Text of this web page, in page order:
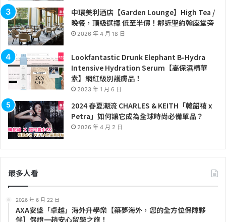
中環美利酒店【Garden Lounge】High Tea /
晚餐，頂級選擇 低至半價！鄰近聖約翰座堂旁
2026 年 4 月 18 日
Lookfantastic Drunk Elephant B-Hydra
Intensive Hydration Serum【高保濕精華
素】網紅級別護膚品！
2023 年 1 月 6 日
2024 春夏潮流 CHARLES & KEITH「韓韶禧 x
Petra」如何讓它成為全球時尚必備單品？
2026 年 4 月 2 日
最多人看
2026 年 6 月 22 日
AXA安盛「卓越」海外升學樂【築夢海外，您的全方位保障夥
伴】保證一趟安心留學之旅！